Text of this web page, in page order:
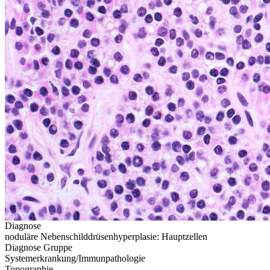
Diagnose
noduläre Nebenschilddrüsenhyperplasie: Hauptzellen
Diagnose Gruppe
Systemerkrankung/Immunpathologie